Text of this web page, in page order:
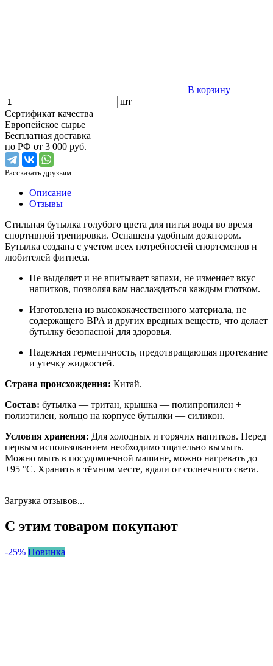
В корзину
шт
Сертификат качества
Европейское сырье
Бесплатная доставка
по РФ от 3 000 руб.
Рассказать друзьям
Описание
Отзывы
Стильная бутылка голубого цвета для питья воды во время
спортивной тренировки. Оснащена удобным дозатором.
Бутылка создана с учетом всех потребностей спортсменов и
любителей фитнеса.
Не выделяет и не впитывает запахи, не изменяет вкус
напитков, позволяя вам наслаждаться каждым глотком.
Изготовлена из высококачественного материала, не
содержащего BPA и других вредных веществ, что делает
бутылку безопасной для здоровья.
Надежная герметичность, предотвращающая протекание
и утечку жидкостей.
Страна происхождения: Китай.
Состав: бутылка — тритан, крышка — полипропилен +
полиэтилен, кольцо на корпусе бутылки — силикон.
Условия хранения: Для холодных и горячих напитков. Перед
первым использованием необходимо тщательно вымыть.
Можно мыть в посудомоечной машине, можно нагревать до
+95 °С. Хранить в тёмном месте, вдали от солнечного света.
Загрузка отзывов...
С этим товаром покупают
-25% Новинка